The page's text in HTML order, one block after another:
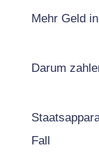
Mehr Geld
Darum
Fall